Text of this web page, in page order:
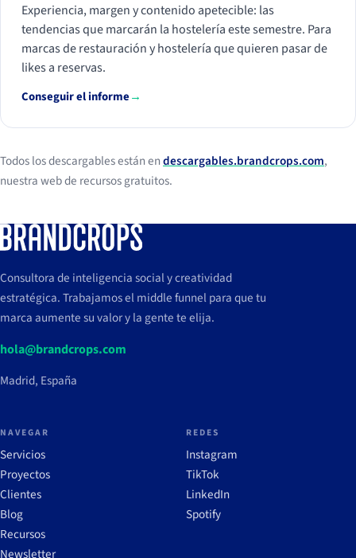
Experiencia, margen y contenido apetecible: las
tendencias que marcarán la hostelería este semestre. Para
marcas de restauración y hostelería que quieren pasar de
likes a reservas.
Conseguir el informe→
Todos los descargables están endescargables.brandcrops.com,
nuestra web de recursos gratuitos.
Consultora de inteligencia social y creatividad
estratégica. Trabajamos el middle funnel para que tu
marca aumente su valor y la gente te elija.
hola@brandcrops.com
Madrid, España
NAVEGAR
Servicios
Proyectos
Clientes
Blog
Recursos
Newsletter
REDES
Instagram
TikTok
LinkedIn
Spotify